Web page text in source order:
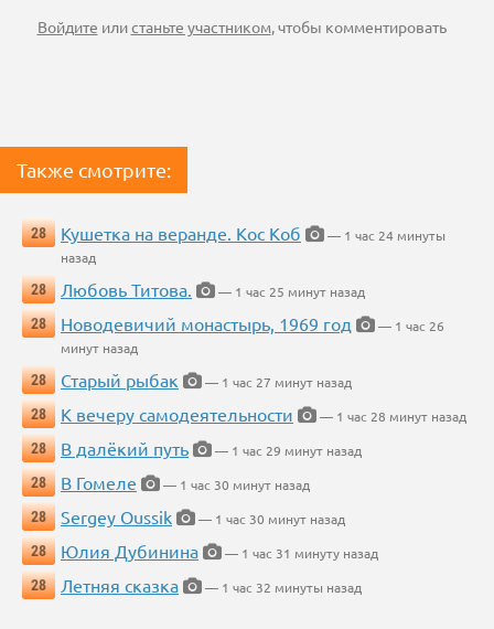
Войдите илистаньте участником, чтобы комментировать
Также смотрите:
28 Кушетка на веранде. Кос Коб
— 1 час 24 минуты
назад
28
Любовь Титова.
— 1 час 25 минут назад
28
Новодевичий монастырь, 1969 год
— 1 час 26
минут назад
28
Старый рыбак
— 1 час 27 минут назад
28
К вечеру самодеятельности
— 1 час 28 минут назад
28
В далёкий путь
— 1 час 29 минут назад
28
В Гомеле
— 1 час 30 минут назад
28
Sergey Oussik
— 1 час 30 минут назад
28
Юлия Дубинина
— 1 час 31 минуту назад
28
Летняя сказка — 1 час 32 минуты назад